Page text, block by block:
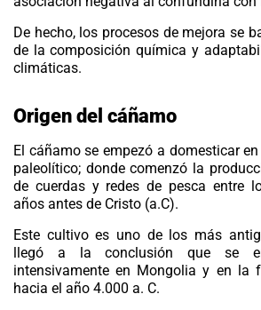
De hecho, los procesos de mejora se
de la composición química y
climáticas.
Origen del cáñamo
El cáñamose empezó a domesticar
paleolítico; donde comenzó la
de cuerdas y redes de pesca entre
años antes de Cristo (a.C).
Este cultivo es uno de los más
llegó a la conclusión que se
intensivamente en Mongolia y en la
hacia el año 4.000 a. C.